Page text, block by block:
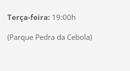
Terça-feira:19:00h
(Parque Pedra da Cebola)